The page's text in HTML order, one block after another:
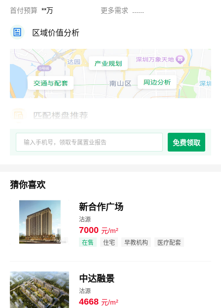
首付预算 **万 更多需求
区域价值分析
免费领取
猜你喜欢
效果图
新合作广场
沽源
7000 元/m²
在售 住宅 早教机构 医疗配套
中达融景
沽源
4668 元/m²